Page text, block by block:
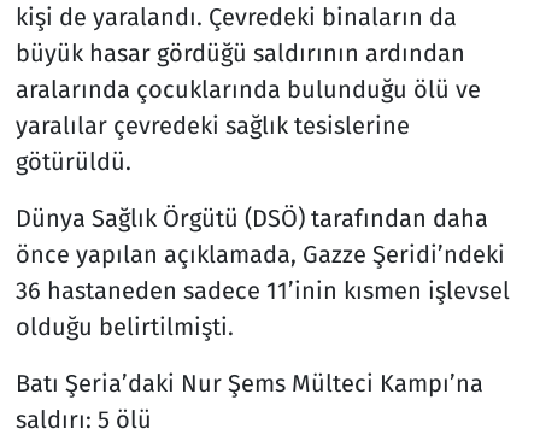
kişi de yaralandı. Çevredeki binaların da
büyük hasar gördüğü saldırının ardından
aralarında çocuklarında bulunduğu ölü ve
yaralılar çevredeki sağlık tesislerine
götürüldü.
Dünya Sağlık Örgütü (DSÖ) tarafından daha
önce yapılan açıklamada, Gazze Şeridi’ndeki
36 hastaneden sadece 11’inin kısmen işlevsel
olduğu belirtilmişti.
Batı Şeria’daki Nur Şems Mülteci Kampı’na
saldırı: 5 ölü